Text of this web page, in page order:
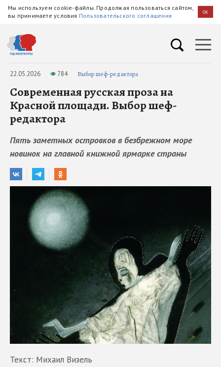
Мы используем cookie-файлы. Продолжая пользоваться сайтом,
вы принимаете условия Пользовательского соглашения OK
22.05.2026 784 Выбор шеф-редактора
Современная русская проза на
Красной площади. Выбор шеф-
редактора
Пять заметных островков в безбрежном море
новинок на главной книжной ярмарке страны
Текст: Михаил Визель